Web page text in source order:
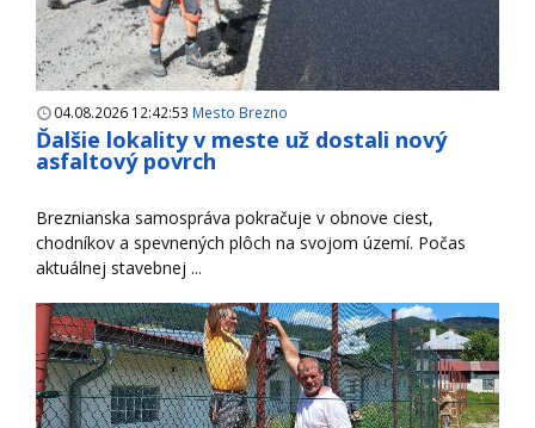
04.08.2026 12:42:53 Mesto Brezno
Ďalšie lokality v meste už dostali nový
asfaltový povrch
Breznianska samospráva pokračuje v obnove ciest,
chodníkov a spevnených plôch na svojom území. Počas
aktuálnej stavebnej ...